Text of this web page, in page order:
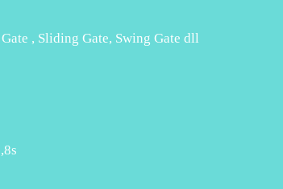
, Sliding Gate, Swing Gate dll